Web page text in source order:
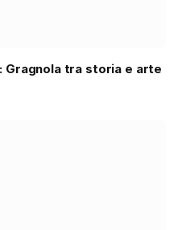
Gragnola tra storia e arte